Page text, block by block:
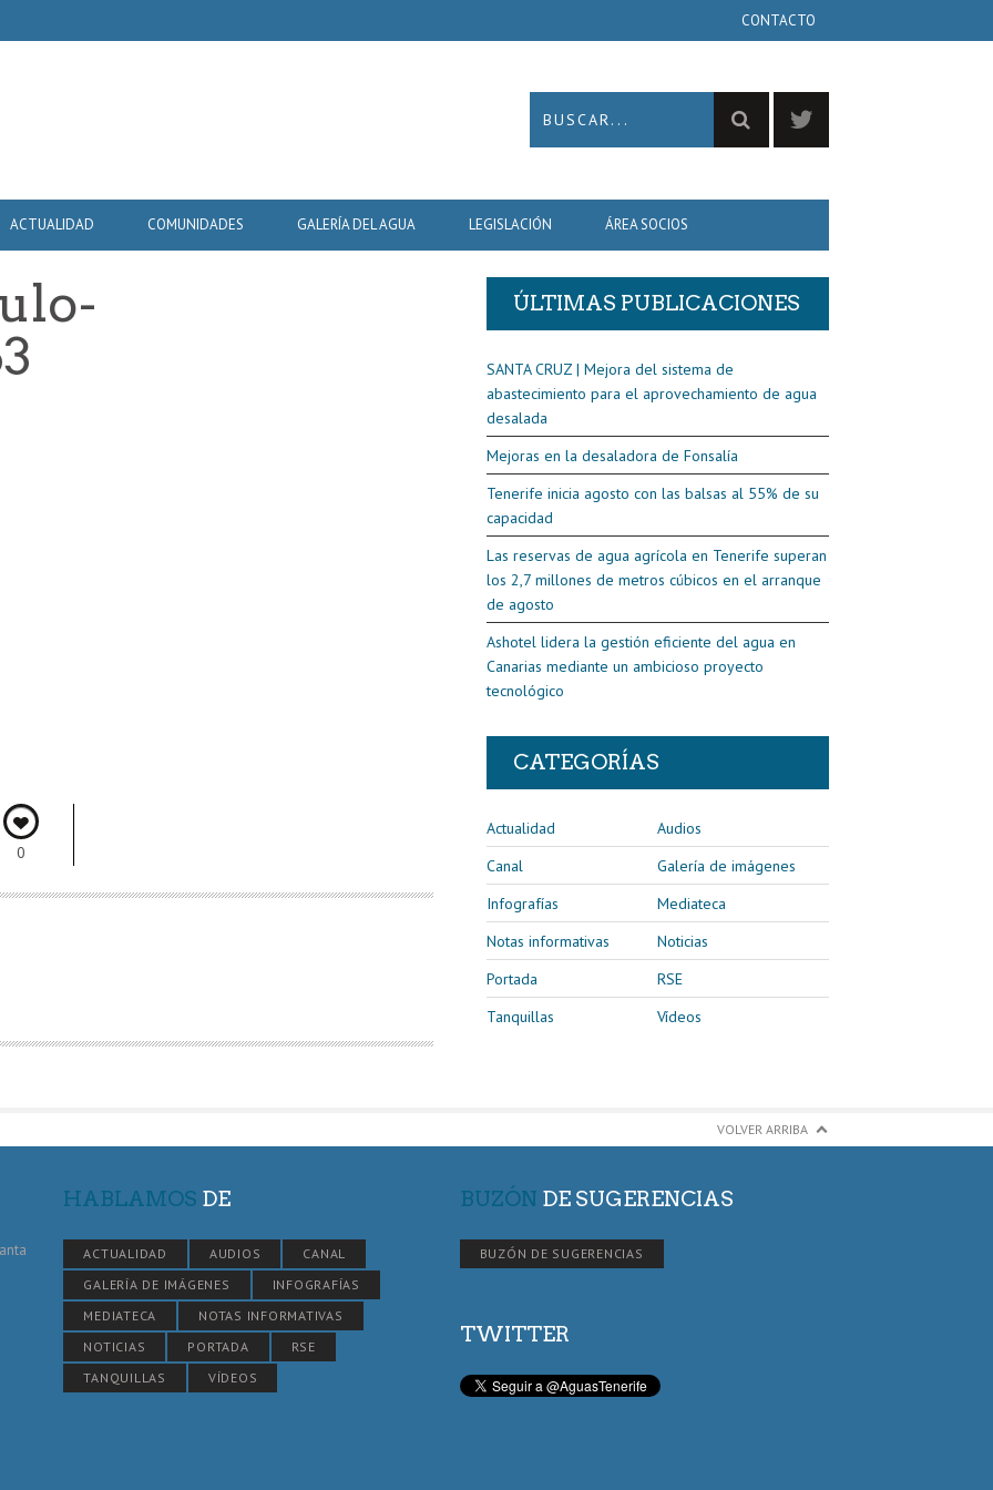
CONTACTO
ACTUALIDAD COMUNIDADES GALERÍA DEL AGUA LEGISLACIÓN ÁREA SOCIOS
0
ÚLTIMAS PUBLICACIONES
SANTA CRUZ | Mejora del sistema de
abastecimiento para el aprovechamiento de agua
desalada
Mejoras en la desaladora de Fonsalía
Tenerife inicia agosto con las balsas al 55% de su
capacidad
Las reservas de agua agrícola en Tenerife superan
los 2,7 millones de metros cúbicos en el arranque
de agosto
Ashotel lidera la gestión eficiente del agua en
Canarias mediante un ambicioso proyecto
tecnológico
CATEGORÍAS
Actualidad
Audios
Canal
Galería de imágenes
Infografías
Mediateca
Notas informativas
Noticias
Portada
RSE
Tanquillas
Vídeos
VOLVER ARRIBA
HABLAMOS DE
ACTUALIDAD AUDIOS
CANAL
GALERÍA DE IMÁGENES
INFOGRAFÍAS
MEDIATECA
NOTAS INFORMATIVAS
NOTICIAS
PORTADA
RSE
TANQUILLAS
VÍDEOS
BUZÓN DE SUGERENCIAS
BUZÓN DE SUGERENCIAS
TWITTER